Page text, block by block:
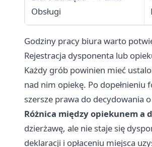
Obsługi
Godziny pracy biura warto
Rejestracja dysponenta lub
Każdy grób powinien mieć
nad nim opiekę. Po
szersze prawa do decydowania
Różnica między opiekunem a
dzierżawę, ale nie staje się
deklaracji i opłaceniu miejsca